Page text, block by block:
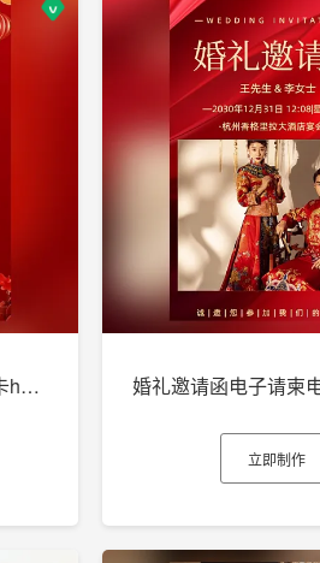
婚礼邀请函电子请柬电子贺卡h5制作
立即制作